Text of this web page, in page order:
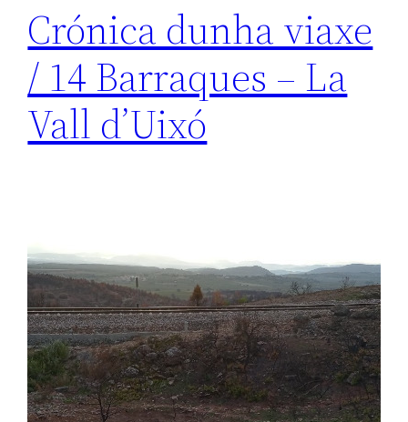
Crónica dunha viaxe
/ 14 Barraques – La
Vall d’Uixó